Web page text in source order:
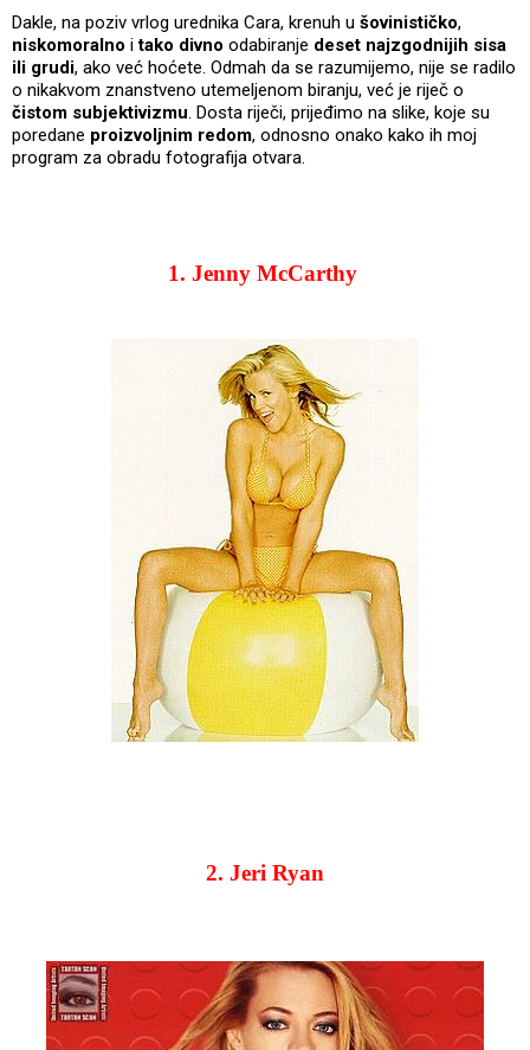
Dakle, na poziv vrlog urednika Cara, krenuh u šovinističko,
niskomoralno itako divno odabiranje deset najzgodnijih sisa
ili grudi, ako već hoćete. Odmah da se razumijemo, nije se radilo
o nikakvom znanstveno utemeljenom biranju, već je riječ o
čistom subjektivizmu. Dosta riječi, prijeđimo na slike, koje su
poredane proizvoljnim redom, odnosno onako kako ih moj
program za obradu fotografija otvara.
1. Jenny McCarthy
2. Jeri Ryan